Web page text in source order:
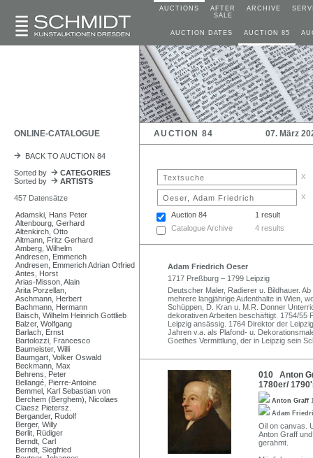
AUCTIONS
AFTER
SALE
ARCHIVE
AUCTION DATES AUCTION 85
ONLINE-CATALOGUE AUCTION 84 07. März
BACK TO AUCTION 84
Sorted by
CATEGORIES
Sorted by
ARTISTS
457 Datensätze
Adamski, Hans Peter
Altenbourg, Gerhard
Altenkirch, Otto
Altmann, Fritz Gerhard
Amberg, Wilhelm
Andresen, Emmerich
Andresen, Emmerich Adrian Otfried
Antes, Horst
Arias-Misson, Alain
Arita Porzellan,
Aschmann, Herbert
Bachmann, Hermann
Baisch, Wilhelm Heinrich Gottlieb
Balzer, Wolfgang
Barlach, Ernst
Bartolozzi, Francesco
Baumeister, Willi
Baumgart, Volker Oswald
Beckmann, Max
Behrens, Peter
Bellangé, Pierre-Antoine
Bemmel, Karl Sebastian von
Berchem (Berghem), Nicolaes
Claesz Pietersz.
Bergander, Rudolf
Berger, Willy
Berlit, Rüdiger
Berndt, Carl
Berndt, Siegfried
x
x
Auction 84
1 result
Catalogue Archive
4 results
Adam Friedrich Oeser
1717 Preßburg – 1799 Leipzig
Deutscher Maler, Radierer u. Bildhauer.
mehrere langjährige Aufenthalte in Wien,
Schüppen, D. Kran u. M.R. Donner
dekorativen Arbeiten beschäftigt. 1754/55
Leipzig ansässig. 1764 Direktor der
Jahren v.a. als Plafond- u.
Goethes Vermittlung, der in Leipzig sein
010 Anton
1780er/
Anton Graff
Adam
Oil on canvas.
Anton Graff
gerahmt.